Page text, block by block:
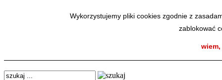
Wykorzystujemy pliki cookies zgodnie z
zablokować
SmodBIP